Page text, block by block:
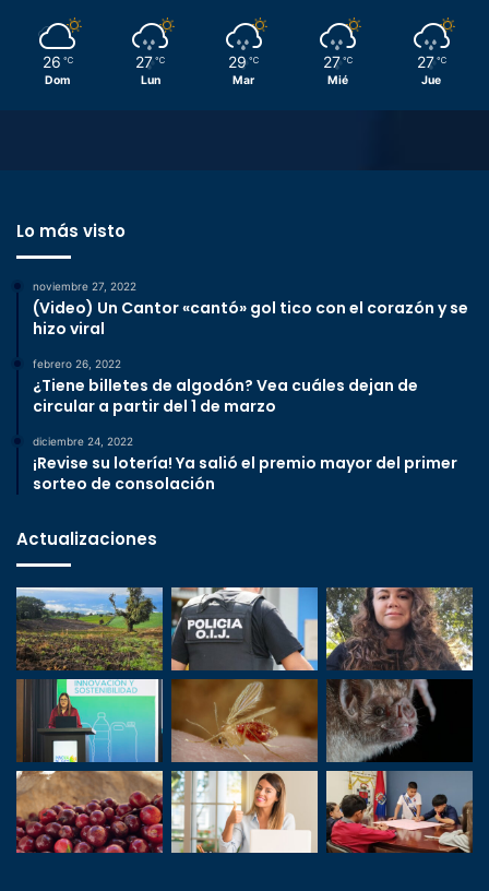
26 ℃
Dom
27 ℃
Lun
29 ℃
Mar
27 ℃
Mié
27 ℃
Jue
Lo más visto
noviembre 27, 2022
(Video) Un Cantor «cantó» gol tico con el corazón y se
hizo viral
febrero 26, 2022
¿Tiene billetes de algodón? Vea cuáles dejan de
circular a partir del 1 de marzo
diciembre 24, 2022
¡Revise su lotería! Ya salió el premio mayor del primer
sorteo de consolación
Actualizaciones